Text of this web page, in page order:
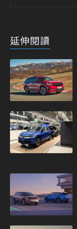
延伸閱讀